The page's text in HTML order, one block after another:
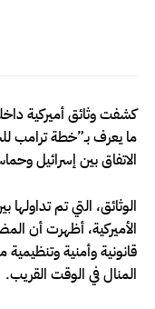
كشفت وثائق أميركية
ما يعرف بـ”خطة ترامب
الاتفاق بين إسرائيل
الوثائق، التي تم
الأميركية، أظهرت أن
قانونية وأمنية
المنال في الوقت القريب.